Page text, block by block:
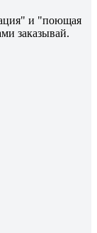
и "поющая
заказывай.